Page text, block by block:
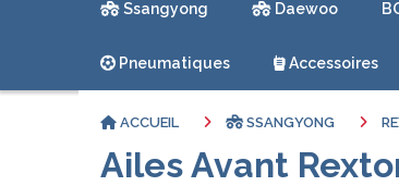
Ssangyong Daewoo
Pneumatiques Accessoires
ACCUEIL SSANGYONG
Ailes Avant